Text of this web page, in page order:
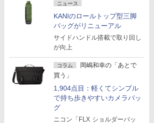
ニュース
KANIのロールトップ型三脚
バッグがリニューアル
サイドハンドル搭載で取り回し
が向上
コラム
岡嶋和幸の「あとで
買う」
1,904点目：軽くてシンプル
で持ち歩きやすいカメラバッ
グ
ニコン「FLX ショルダーバッ